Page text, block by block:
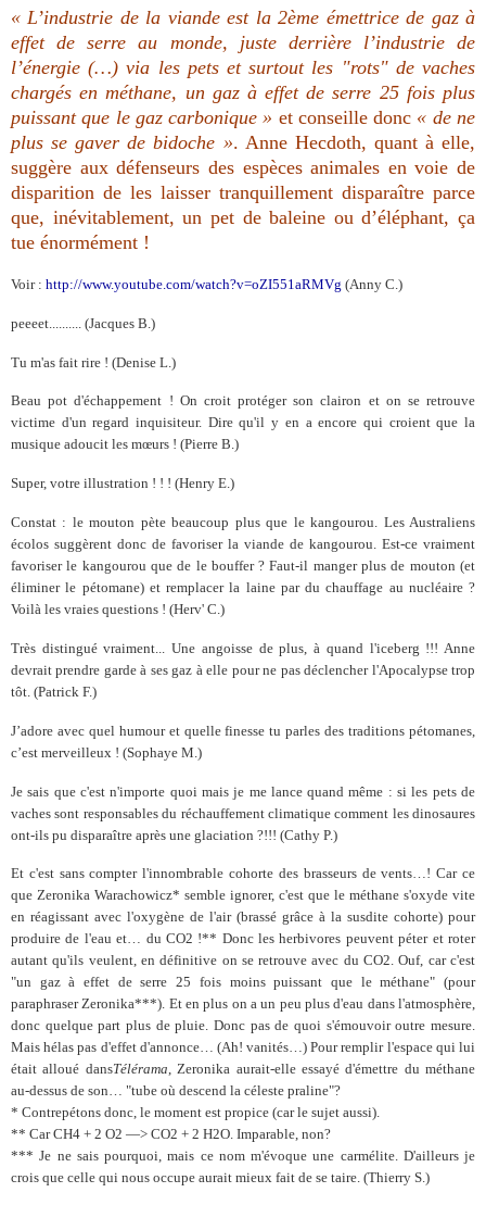
« L’industrie de la viande est la 2ème émettrice de gaz à
effet de serre au monde, juste derrière l’industrie de
l’énergie (…) via les pets et surtout les "rots" de vaches
chargés en méthane, un gaz à effet de serre 25 fois plus
puissant que le gaz carbonique » et conseille donc « de ne
plus se gaver de bidoche ». Anne Hecdoth, quant à elle,
suggère aux défenseurs des espèces animales en voie de
disparition de les laisser tranquillement disparaître parce
que, inévitablement, un pet de baleine ou d’éléphant, ça
tue énormément !
Voir : http://www.youtube.com/watch?v=oZI551aRMVg (Anny C.)
peeeet.......... (Jacques B.)
Tu m'as fait rire ! (Denise L.)
Beau pot d'échappement ! On croit protéger son clairon et on se retrouve
victime d'un regard inquisiteur. Dire qu'il y en a encore qui croient que la
musique adoucit les mœurs ! (Pierre B.)
Super, votre illustration ! ! ! (Henry E.)
Constat : le mouton pète beaucoup plus que le kangourou. Les Australiens
écolos suggèrent donc de favoriser la viande de kangourou. Est-ce vraiment
favoriser le kangourou que de le bouffer ? Faut-il manger plus de mouton (et
éliminer le pétomane) et remplacer la laine par du chauffage au nucléaire ?
Voilà les vraies questions ! (Herv' C.)
Très distingué vraiment... Une angoisse de plus, à quand l'iceberg !!! Anne
devrait prendre garde à ses gaz à elle pour ne pas déclencher l'Apocalypse trop
tôt. (Patrick F.)
J’adore avec quel humour et quelle finesse tu parles des traditions pétomanes,
c’est merveilleux ! (Sophaye M.)
Je sais que c'est n'importe quoi mais je me lance quand même : si les pets de
vaches sont responsables du réchauffement climatique comment les dinosaures
ont-ils pu disparaître après une glaciation ?!!! (Cathy P.)
Et c'est sans compter l'innombrable cohorte des brasseurs de vents…! Car ce
que Zeronika Warachowicz* semble ignorer, c'est que le méthane s'oxyde vite
en réagissant avec l'oxygène de l'air (brassé grâce à la susdite cohorte) pour
produire de l'eau et… du CO2 !** Donc les herbivores peuvent péter et roter
autant qu'ils veulent, en définitive on se retrouve avec du CO2. Ouf, car c'est
"un gaz à effet de serre 25 fois moins puissant que le méthane" (pour
paraphraser Zeronika***). Et en plus on a un peu plus d'eau dans l'atmosphère,
donc quelque part plus de pluie. Donc pas de quoi s'émouvoir outre mesure.
Mais hélas pas d'effet d'annonce… (Ah! vanités…) Pour remplir l'espace qui lui
était alloué dansTélérama, Zeronika aurait-elle essayé d'émettre du méthane
au-dessus de son… "tube où descend la céleste praline"?
* Contrepétons donc, le moment est propice (car le sujet aussi).
** Car CH4 + 2 O2 —> CO2 + 2 H2O. Imparable, non?
*** Je ne sais pourquoi, mais ce nom m'évoque une carmélite. D'ailleurs je
crois que celle qui nous occupe aurait mieux fait de se taire. (Thierry S.)